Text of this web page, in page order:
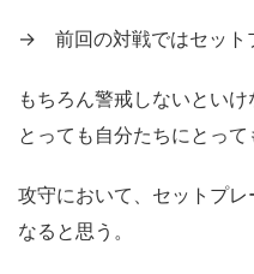
→ 前回の対戦ではセット
もちろん警戒しないとい
とっても自分たちにとって
攻守において、セットプ
なると思う。